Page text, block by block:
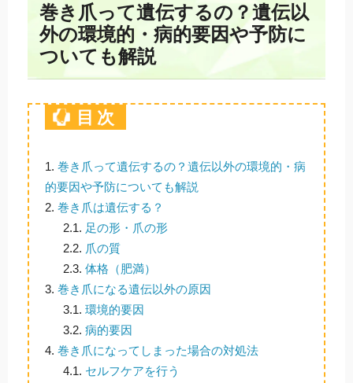
巻き爪って遺伝するの？遺伝以
外の環境的・病的要因や予防に
ついても解説
目次
1. 巻き爪って遺伝するの？遺伝以外の環境的・病
的要因や予防についても解説
2. 巻き爪は遺伝する？
2.1. 足の形・爪の形
2.2. 爪の質
2.3. 体格（肥満）
3. 巻き爪になる遺伝以外の原因
3.1. 環境的要因
3.2. 病的要因
4. 巻き爪になってしまった場合の対処法
4.1. セルフケアを行う